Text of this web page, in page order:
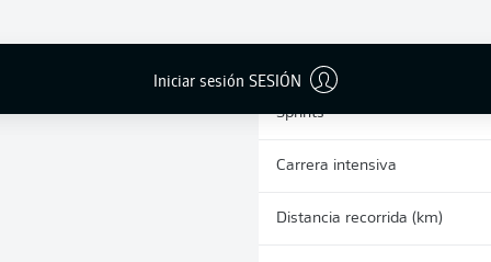
Iniciar sesión SESIÓN
Sprints
Carrera intensiva
Distancia recorrida (km)